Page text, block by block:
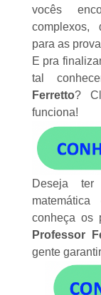
vocês
complexos,
para as
E pra
tal
Ferretto?
funciona!
Deseja ter
conheça os
Professor
gente